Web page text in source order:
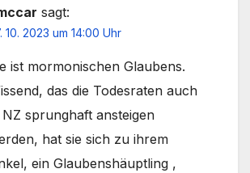
sagt:
10. 2023 um 14:00 Uhr
ist mormonischen Glaubens.
das die Todesraten auch
sprunghaft ansteigen
hat sie sich zu ihrem
ein Glaubenshäuptling ,